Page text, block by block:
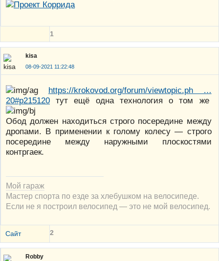
1
kisa
08-09-2021 11:22:48
https://krokovod.org/forum/viewtopic.ph …
20#p215120 тут ещё одна технология о том же
Обод должен находиться строго посередине между
дропами. В применении к голому колесу — строго
посередине между наружными плоскостями
контргаек.
Мой гараж
Мастер спорта по езде за хлебушком на велосипеде.
Если не я построил велосипед — это не мой велосипед.
Сайт 2
Robby